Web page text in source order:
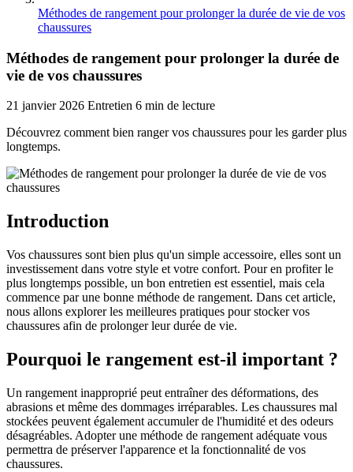
Méthodes de rangement pour prolonger la durée de vie de vos
chaussures
Méthodes de rangement pour prolonger la durée de
vie de vos chaussures
21 janvier 2026 Entretien 6 min de lecture
Découvrez comment bien ranger vos chaussures pour les garder plus
longtemps.
Introduction
Vos chaussures sont bien plus qu'un simple accessoire, elles sont un
investissement dans votre style et votre confort. Pour en profiter le
plus longtemps possible, un bon entretien est essentiel, mais cela
commence par une bonne méthode de rangement. Dans cet article,
nous allons explorer les meilleures pratiques pour stocker vos
chaussures afin de prolonger leur durée de vie.
Pourquoi le rangement est-il important ?
Un rangement inapproprié peut entraîner des déformations, des
abrasions et même des dommages irréparables. Les chaussures mal
stockées peuvent également accumuler de l'humidité et des odeurs
désagréables. Adopter une méthode de rangement adéquate vous
permettra de préserver l'apparence et la fonctionnalité de vos
chaussures.